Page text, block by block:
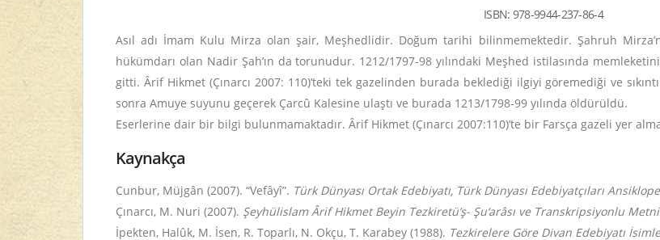
ISBN: 978-9944-237-86-4
Asıl adı İmam Kulu Mirza olan şair, Meşhedlidir. Doğum tarihi bilinmemektedir. Şahruh
hükümdarı olan Nadir Şah’ın da torunudur. 1212/1797-98 yılındaki Meşhed istilasında
gitti. Ârif Hikmet (Çınarcı 2007: 110)’teki tek gazelinden burada beklediği ilgiyi göremediği ve
sonra Amuye suyunu geçerek Çarcû Kalesine ulaştı ve burada 1213/1798-99 yılında öldürüldü.
Eserlerine dair bir bilgi bulunmamaktadır. Ârif Hikmet (Çınarcı 2007:110)’te bir Farsça gazeli yer
Kaynakça
Cunbur, Müjgân (2007). “Vefâyî”. Türk Dünyası Ortak Edebiyatı, Türk Dünyası Edebiyatçıları
Çınarcı, M. Nuri (2007). Şeyhülislam Ârif Hikmet Beyin Tezkiretü’ş- Şu‘arâsı ve Transkripsiyonlu Metni
İpekten, Halûk, M. İsen, R. Toparlı, N. Okçu, T. Karabey (1988). Tezkirelere Göre Divan Edebiyatı